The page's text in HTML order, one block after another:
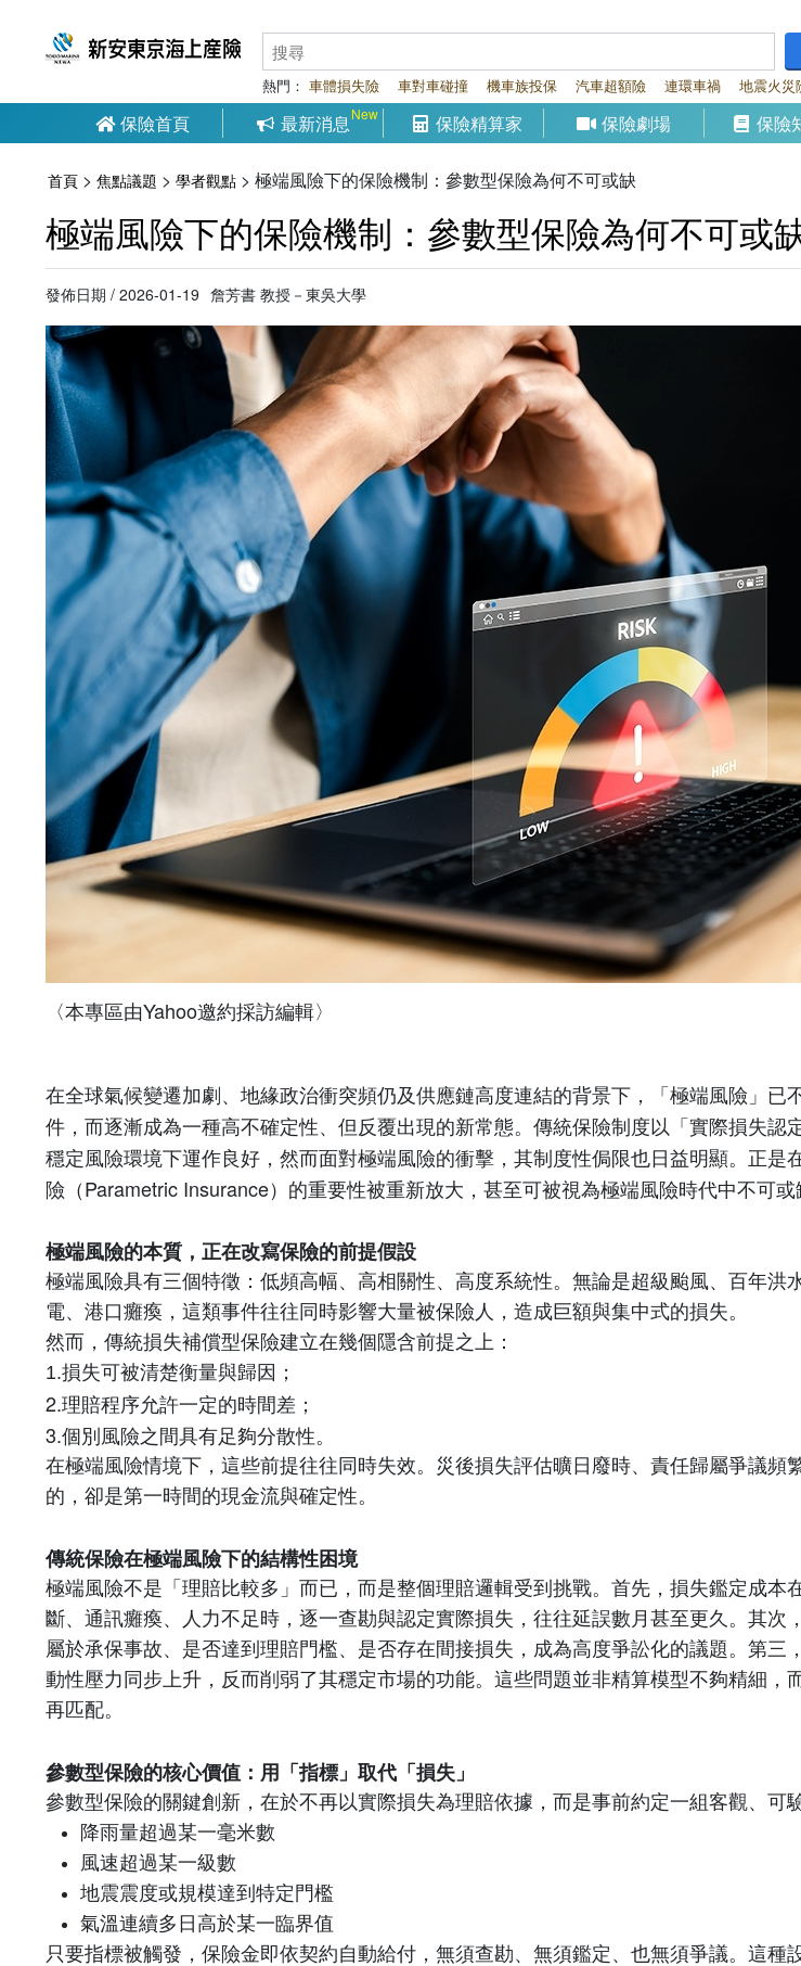
熱門： 車體損失險 車對車碰撞 機車族投保 汽車超額險 連環車禍 地震火災
保險首頁 最新消息 保險精算家 保險劇場 保險
首頁 > 焦點議題 > 學者觀點 > 極端風險下的保險機制：參數型保險為何不可或缺
極端風險下的保險機制：參數型保險為何不可或
發佈日期 / 2026-01-19 詹芳書 教授－東吳大學
〈本專區由Yahoo邀約採訪編輯〉
在全球氣候變遷加劇、地緣政治衝突頻仍及供應鏈高度連結的背景下，「極端風險」已
件，而逐漸成為一種高不確定性、但反覆出現的新常態。傳統保險制度以「實際損失認
穩定風險環境下運作良好，然而面對極端風險的衝擊，其制度性侷限也日益明顯。正是
險（Parametric Insurance）的重要性被重新放大，甚至可被視為極端風險時代中不可或
極端風險的本質，正在改寫保險的前提假設
極端風險具有三個特徵：低頻高幅、高相關性、高度系統性。無論是超級颱風、百年洪
電、港口癱瘓，這類事件往往同時影響大量被保險人，造成巨額與集中式的損失。
然而，傳統損失補償型保險建立在幾個隱含前提之上：
1.損失可被清楚衡量與歸因；
2.理賠程序允許一定的時間差；
3.個別風險之間具有足夠分散性。
在極端風險情境下，這些前提往往同時失效。災後損失評估曠日廢時、責任歸屬爭議頻
的，卻是第一時間的現金流與確定性。
傳統保險在極端風險下的結構性困境
極端風險不是「理賠比較多」而已，而是整個理賠邏輯受到挑戰。首先，損失鑑定成本
斷、通訊癱瘓、人力不足時，逐一查勘與認定實際損失，往往延誤數月甚至更久。其次
屬於承保事故、是否達到理賠門檻、是否存在間接損失，成為高度爭訟化的議題。第三
動性壓力同步上升，反而削弱了其穩定市場的功能。這些問題並非精算模型不夠精細，
再匹配。
參數型保險的核心價值：用「指標」取代「損失」
參數型保險的關鍵創新，在於不再以實際損失為理賠依據，而是事前約定一組客觀、可
降雨量超過某一毫米數
風速超過某一級數
地震震度或規模達到特定門檻
氣溫連續多日高於某一臨界值
只要指標被觸發，保險金即依契約自動給付，無須查勘、無須鑑定、也無須爭議。這種